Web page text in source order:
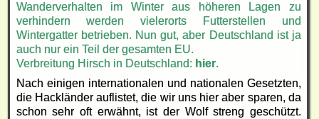
Wanderverhalten im Winter aus höheren Lagen zu
verhindern werden vielerorts Futterstellen und
Wintergatter betrieben. Nun gut, aber Deutschland ist ja
auch nur ein Teil der gesamten EU.
Verbreitung Hirsch in Deutschland: hier.
Nach einigen internationalen und nationalen Gesetzten,
die Hackländer auflistet, die wir uns hier aber sparen, da
schon sehr oft erwähnt, ist der Wolf streng geschützt.